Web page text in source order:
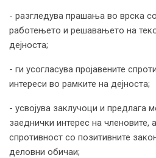
- разгледува прашања во врска
работењето и решавањето на
дејноста;
- ги усогласува пројавените
интереси во рамките на дејноста;
- усвојува заклучоци и предлага
заеднички интерес на членовите,
спротивност со позитивните
деловни обичаи;